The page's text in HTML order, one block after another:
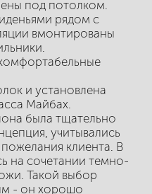
под потолком.
рядом с
вмонтированы
и установлена
Майбах.
была тщательно
учитывались
клиента. В
на сочетании темно-
Такой выбор
- он хорошо